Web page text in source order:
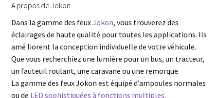
A propos de Jokon
Dans la gamme des feuxJokon, vous trouverez des
éclairages de haute qualité pour toutes les applications. Ils
amé liorent la conception individuelle de votre véhicule.
Que vous recherchiez une lumière pour un bus, un tracteur,
un fauteuil roulant, une caravane ou une remorque.
La gamme des feux Jokon est équipé d’ampoules normales
ou de LED sophistiquées à fonctions multiples.